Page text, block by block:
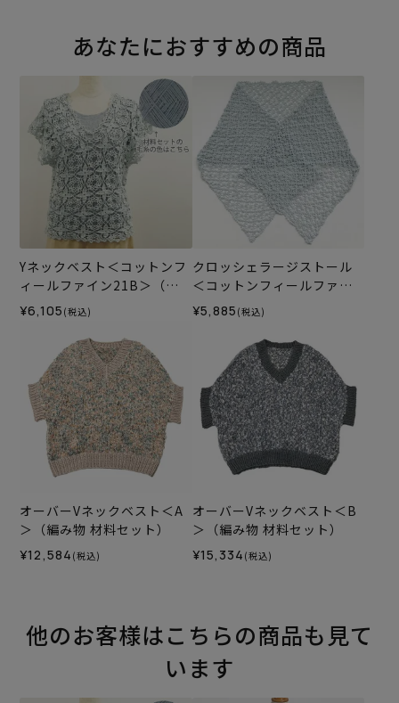
あなたにおすすめの商品
Yネックベスト＜コットンフ
ィールファイン21B＞（編
み物 材料セット）
¥6,105 (税込)
クロッシェラージストール
＜コットンフィールファイ
ン07LB＞（編み物 材料セッ
ト）
¥5,885 (税込)
オーバーVネックベスト＜A
＞（編み物 材料セット）
¥12,584 (税込)
オーバーVネックベスト＜B
＞（編み物 材料セット）
¥15,334 (税込)
他のお客様はこちらの商品も見て
います